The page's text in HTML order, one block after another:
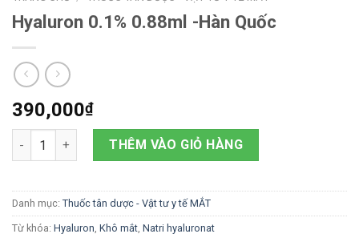
Hyaluron 0.1% 0.88ml -Hàn Quốc
390,000₫
Số lượng THÊM VÀO GIỎ HÀNG
Danh mục: Thuốc tân dược - Vật tư y tế MẮT
Từ khóa: Hyaluron, Khô mắt, Natri hyaluronat